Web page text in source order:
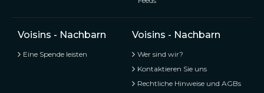
Voisins - Nachbarn
Eine Spende leisten
Voisins - Nachbarn
Wer sind wir?
Kontaktieren Sie uns
Rechtliche Hinweise und AGBs